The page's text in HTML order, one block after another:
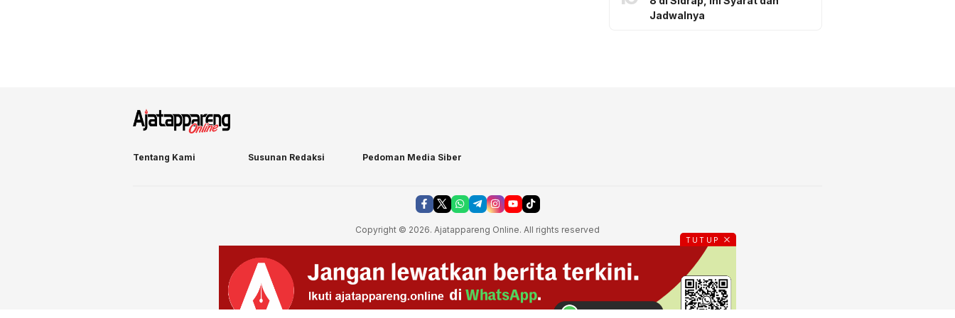
Jadwalnya
Tentang Kami Susunan Redaksi Pedoman Media Siber
Copyright © 2026. Ajatappareng Online. All rights reserved
TUTUP